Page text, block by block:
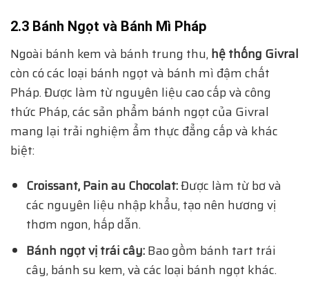
2.3 Bánh Ngọt và Bánh Mì Pháp
Ngoài bánh kem và bánh trung thu, hệ thống Givral
còn có các loại bánh ngọt và bánh mì đậm chất
Pháp. Được làm từ nguyên liệu cao cấp và công
thức Pháp, các sản phẩm bánh ngọt của Givral
mang lại trải nghiệm ẩm thực đẳng cấp và khác
biệt:
Croissant, Pain au Chocolat:Được làm từ bơ và
các nguyên liệu nhập khẩu, tạo nên hương vị
thơm ngon, hấp dẫn.
Bánh ngọt vị trái cây:Bao gồm bánh tart trái
cây, bánh su kem, và các loại bánh ngọt khác.